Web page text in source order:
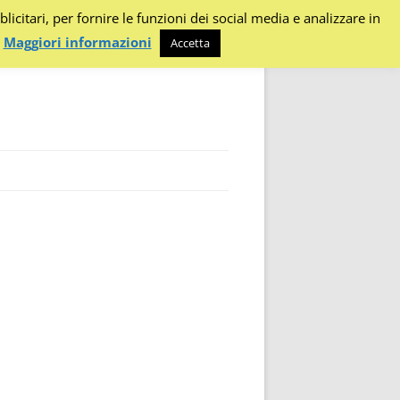
per fornire le funzioni dei social media e analizzare in
Maggiori informazioni Accetta